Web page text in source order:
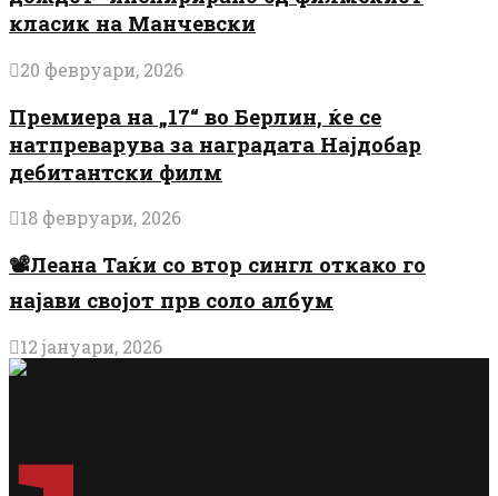
класик на Манчевски
20 февруари, 2026
Премиера на „17“ во Берлин, ќе се
натпреварува за наградата Најдобар
дебитантски филм
18 февруари, 2026
📽️Леана Таќи со втор сингл откако го
најави својот прв соло албум
12 јануари, 2026